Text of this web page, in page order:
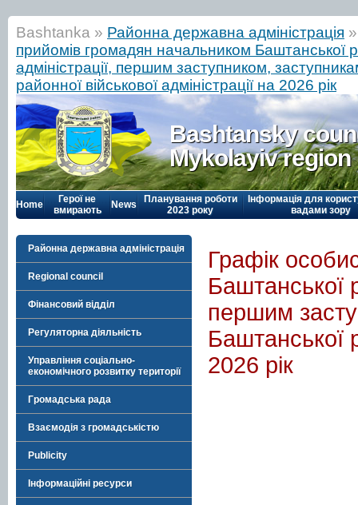
Bashtanka » Районна державна адміністрація
прийомів громадян начальником Баштанської
адміністрації, першим заступником,
районної військової адміністрації на 2026 рік
Bashtansky
Mykolayiv region
Home
Герої не
вмирають
News
Планування роботи
2023 року
Інформація для
вадами зору
Районна державна адміністрація
Regional council
Фінансовий відділ
Регуляторна діяльність
Управління соціально-
економічного розвитку території
Громадська рада
Взаємодія з громадськістю
Publicity
Інформаційні ресурси
Графік
Баштанської
першим
Баштанської
2026 рік